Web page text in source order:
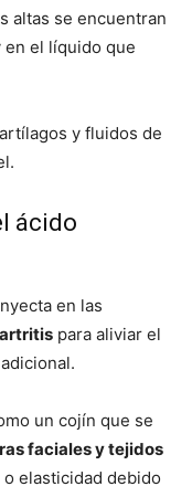
altas se encuentran
en el líquido que
y fluidos de
ácido
en las
para aliviar el
un cojín que se
faciales y tejidos
elasticidad debido